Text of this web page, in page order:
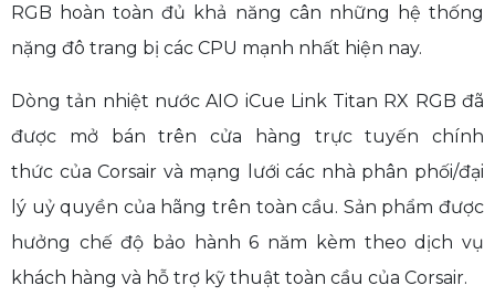
RGB hoàn toàn đủ khả năng cân những hệ thống
nặng đô trang bị các CPU mạnh nhất hiện nay.
Dòng tản nhiệt nước AIO iCue Link Titan RX RGB đã
được mở bán trên cửa hàng trực tuyến chính
thức của Corsair và mạng lưới các nhà phân phối/đại
lý uỷ quyền của hãng trên toàn cầu. Sản phẩm được
hưởng chế độ bảo hành 6 năm kèm theo dịch vụ
khách hàng và hỗ trợ kỹ thuật toàn cầu của Corsair.